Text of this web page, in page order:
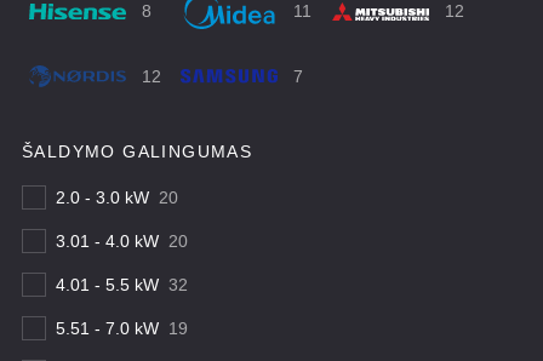
8 11 12
12 7
ŠALDYMO GALINGUMAS
2.0 - 3.0 kW 20
3.01 - 4.0 kW 20
4.01 - 5.5 kW 32
5.51 - 7.0 kW 19